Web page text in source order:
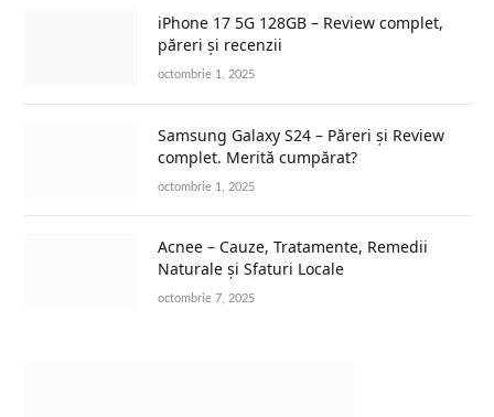
iPhone 17 5G 128GB – Review complet,
păreri și recenzii
octombrie 1, 2025
Samsung Galaxy S24 – Păreri și Review
complet. Merită cumpărat?
octombrie 1, 2025
Acnee – Cauze, Tratamente, Remedii
Naturale și Sfaturi Locale
octombrie 7, 2025